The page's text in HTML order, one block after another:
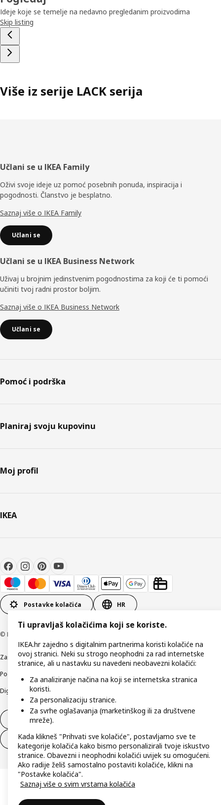
Ideje koje se temelje na nedavno pregledanim proizvodima
Skip listing
Više iz serije LACK serija
Podnožje
Učlani se u IKEA Family
Oživi svoje ideje uz pomoć posebnih ponuda, inspiracija i
pogodnosti. Članstvo je besplatno.
Saznaj više o IKEA Family
Učlani se
Učlani se u IKEA Business Network
Uživaj u brojnim jedinstvenim pogodnostima za koji će ti pomoći
učiniti tvoj radni prostor boljim.
Saznaj više o IKEA Business Network
Učlani se
Pomoć i podrška
Planiraj svoju kupovinu
Moj profil
IKEA
Postavke kolačića HR
© Inter IKEA Systems B.V 1999-2026
Zaštita privatnostiKako koristimo kolačiće (Cookies) Uvjeti poslovanja
Podaci o tvrtki IKEA Hrvatska
Digitalna pristupačnost
Jednostrani raskid ugovora
Jednostrani raskid ugovora za usluge
Ti upravljaš kolačićima koji se koriste.
IKEA.hr zajedno s digitalnim partnerima koristi kolačiće na
ovoj stranici. Neki su strogo neophodni za rad internetske
stranice, ali u nastavku su navedeni neobavezni kolačići:
Za analiziranje načina na koji se internetska stranica
koristi.
Za personalizaciju stranice.
Za svrhe oglašavanja (marketinškog ili za društvene
mreže).
Kada klikneš "Prihvati sve kolačiće", postavljamo sve te
kategorije kolačića kako bismo personalizirali tvoje iskustvo
stranice. Obavezni i neophodni kolačići uvijek su omogućeni.
Ako radije želiš samostalno postaviti kolačiće, klikni na
"Postavke kolačića".
Saznaj više o svim vrstama kolačića